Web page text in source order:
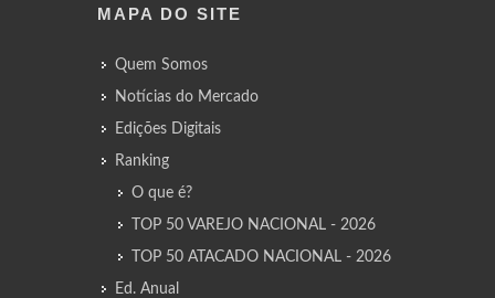
MAPA DO SITE
Quem Somos
Notícias do Mercado
Edições Digitais
Ranking
O que é?
TOP 50 VAREJO NACIONAL - 2026
TOP 50 ATACADO NACIONAL - 2026
Ed. Anual